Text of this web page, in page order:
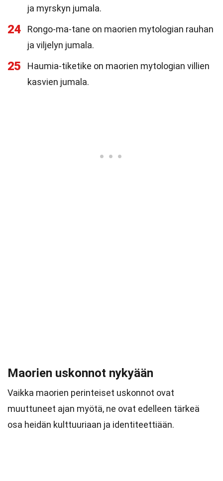
ja myrskyn jumala.
24
Rongo-ma-tane on maorien mytologian rauhan
ja viljelyn jumala.
25
Haumia-tiketike on maorien mytologian villien
kasvien jumala.
Maorien uskonnot nykyään
Vaikka maorien perinteiset uskonnot ovat
muuttuneet ajan myötä, ne ovat edelleen tärkeä
osa heidän kulttuuriaan ja identiteettiään.